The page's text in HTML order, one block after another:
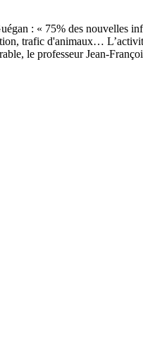
trafic d'animaux…
le professeur Jean-